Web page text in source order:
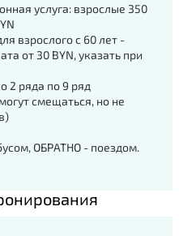
услуга: взрослые 350
взрослого с 60 лет -
от 30 BYN, указать при
2 ряда по 9 ряд
смещаться, но не
ОБРАТНО - поездом.